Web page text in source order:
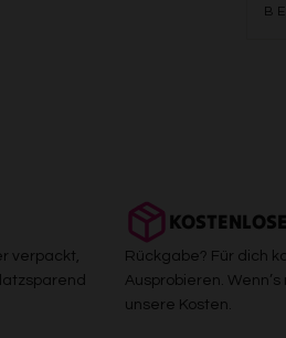
verpackt,
Rückgabe? Für dich
Ausprobieren.
unsere Kosten.